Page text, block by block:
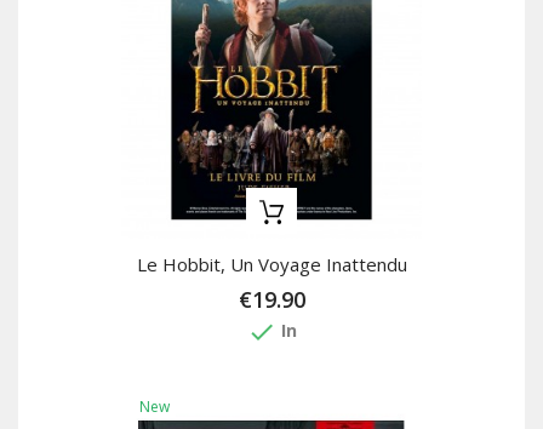
Le Hobbit, Un Voyage Inattendu
€19.90
done In
New